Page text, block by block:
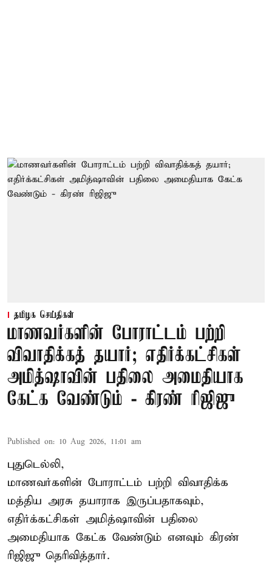
தமிழக செய்திகள்
மாணவர்களின் போராட்டம் பற்றி
விவாதிக்கத் தயார்; எதிர்க்கட்சிகள்
அமித்ஷாவின் பதிலை அமைதியாக
கேட்க வேண்டும் - கிரண் ரிஜிஜு
Published on: 10 Aug 2026, 11:01 am
புதுடெல்லி,
மாணவர்களின் போராட்டம் பற்றி விவாதிக்க
மத்திய அரசு தயாராக இருப்பதாகவும்,
எதிர்க்கட்சிகள் அமித்ஷாவின் பதிலை
அமைதியாக கேட்க வேண்டும் எனவும் கிரண்
ரிஜிஜு தெரிவித்தார்.